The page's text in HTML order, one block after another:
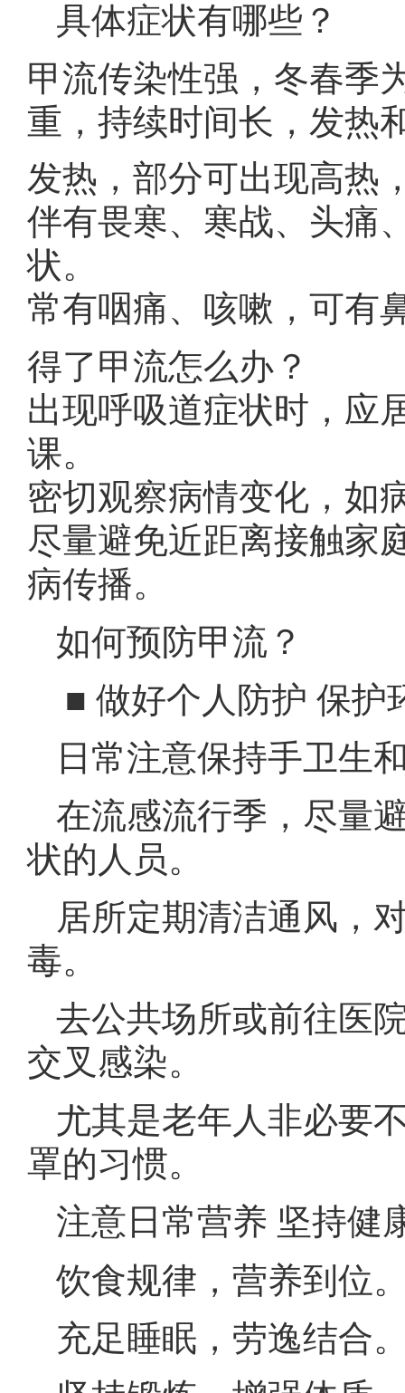
具体症状有哪些？
甲流传染性强，冬春季
重，持续时间长，发热
发热，部分可出现高热
伴有畏寒、寒战、头痛
状。
常有咽痛、咳嗽，可有
得了甲流怎么办？
出现呼吸道症状时，应
课。
密切观察病情变化，如
尽量避免近距离接触家
病传播。
如何预防甲流？
■ 做好个人防护 保护
日常注意保持手卫生
在流感流行季，尽量
状的人员。
居所定期清洁通风，
毒。
去公共场所或前往医
交叉感染。
尤其是老年人非必要
罩的习惯。
注意日常营养 坚持健
饮食规律，营养到位
充足睡眠，劳逸结合